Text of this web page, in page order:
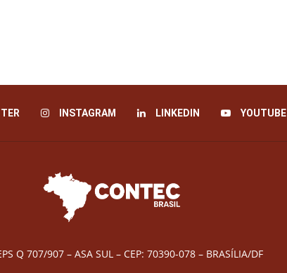
INSTAGRAM LINKEDIN YOUTUBE
Q 707/907 – ASA SUL – CEP: 70390-078 – BRASÍLIA/DF